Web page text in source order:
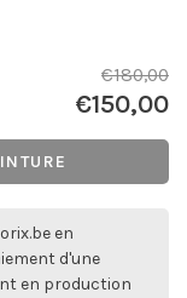
€180,00
€150,00
en
d'une
en production